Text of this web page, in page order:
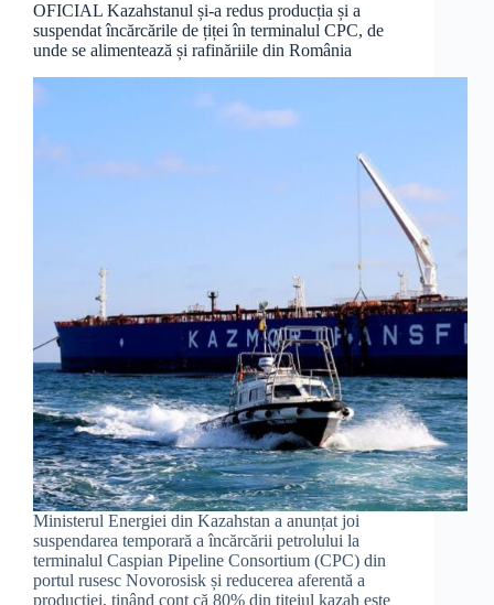
OFICIAL Kazahstanul și-a redus producția și a
suspendat încărcările de țiței în terminalul CPC, de
unde se alimentează și rafinăriile din România
Ministerul Energiei din Kazahstan a anunțat joi
suspendarea temporară a încărcării petrolului la
terminalul Caspian Pipeline Consortium (CPC) din
portul rusesc Novorosisk și reducerea aferentă a
producției, ținând cont că 80% din țițeiul kazah este